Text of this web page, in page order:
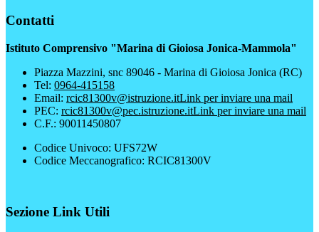
Contatti
Istituto Comprensivo "Marina di Gioiosa Jonica-Mammola"
Piazza Mazzini, snc 89046 - Marina di Gioiosa Jonica (RC)
Tel: 0964-415158
Email: rcic81300v@istruzione.itLink per inviare una mail
PEC: rcic81300v@pec.istruzione.itLink per inviare una mail
C.F.: 90011450807
Codice Univoco: UFS72W
Codice Meccanografico: RCIC81300V
Sezione Link Utili